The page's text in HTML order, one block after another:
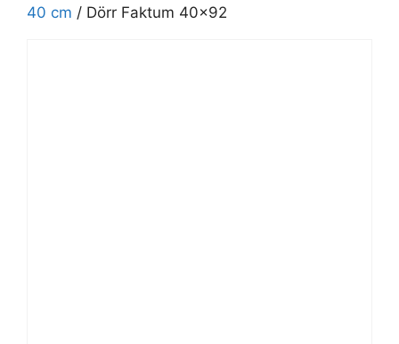
40 cm / Dörr Faktum 40×92